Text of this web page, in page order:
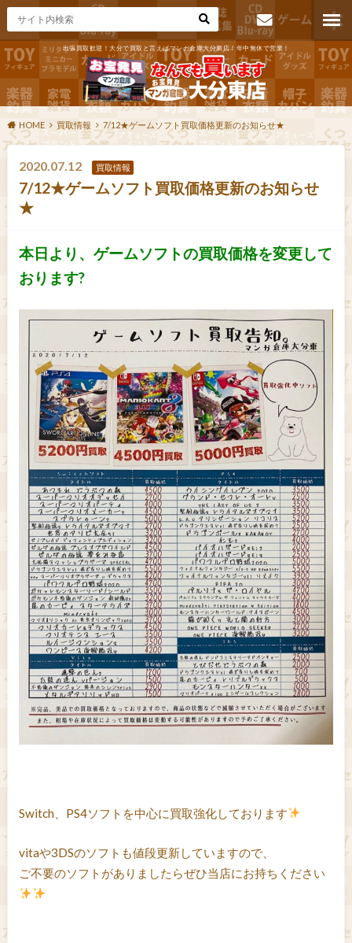
出張買取歓迎！大分で買取と言えばマンガ倉庫大分東店！年中無休で営業！
お問い合わ
せ
HOME 買取情報 7/12★ゲームソフト買取価格更新のお知らせ★
2020.07.12 買取情報
7/12★ゲームソフト買取価格更新のお知らせ
★
本日より、ゲームソフトの買取価格を変更して
おります?
Switch、PS4ソフトを中心に買取強化しております
vitaや3DSのソフトも値段更新していますので、
ご不要のソフトがありましたらぜひ当店にお持ちください